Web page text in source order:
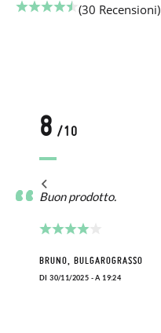
(30 Recensioni)
8 /10
Buon prodotto.
BRUNO, BULGAROGRASSO
DI 30/11/2025 - A 19:24